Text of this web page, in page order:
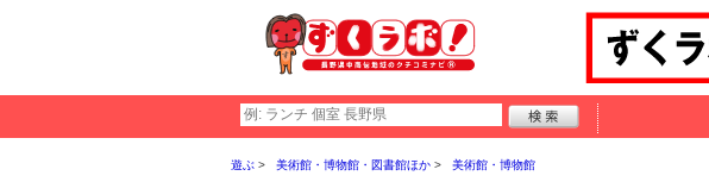
遊ぶ 美術館・博物館・図書館ほか 美術館・博物館